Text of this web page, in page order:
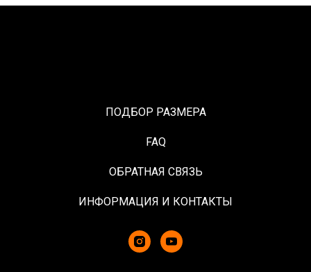
ПОДБОР РАЗМЕРА
FAQ
ОБРАТНАЯ СВЯЗЬ
ИНФОРМАЦИЯ И КОНТАКТЫ